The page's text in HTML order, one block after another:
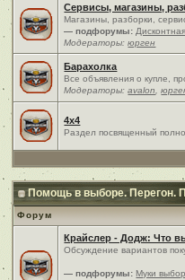
Сервисы, магазины,
Магазины, разборки,
— подфорумы:
Модераторы:юрген
Барахолка
Все объявления о купле,
Модераторы:avalon ,
4x4
Раздел посвященный
Помощь в выборе. Перегон.
Форум
Крайслер - Додж: Что
Обсуждение вариантов
— подфорумы: Муки